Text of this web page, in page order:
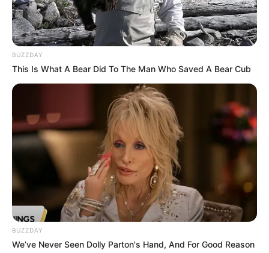
10 Pose Manekin Anti
Mainstream yang Konyol
Banget
8 Kata Lucu Seputar Malam
Minggu ala Jomblo yang Bikin
Ngenes
BUZZDAY
This Is What A Bear Did To The Man Who Saved A Bear Cub
BUZZDAY
We’ve Never Seen Dolly Parton's Hand, And For Good Reason